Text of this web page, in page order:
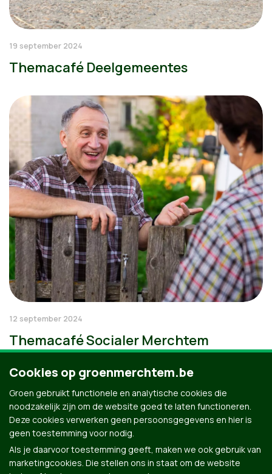
19 september 2024
Themacafé Deelgemeentes
12 september 2024
Themacafé Socialer Merchtem
Cookies op groenmerchtem.be
Groen gebruikt functionele en analytische cookies die
noodzakelijk zijn om de website goed te laten functioneren.
Deze cookies verwerken geen persoonsgegevens en hier is
geen toestemming voor nodig.
Als je daarvoor toestemming geeft, maken we ook gebruik van
marketingcookies. Die stellen ons in staat om de website